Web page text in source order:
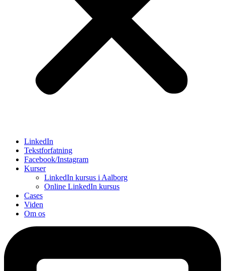
LinkedIn
Tekstforfatning
Facebook/Instagram
Kurser
LinkedIn kursus i Aalborg
Online LinkedIn kursus
Cases
Viden
Om os